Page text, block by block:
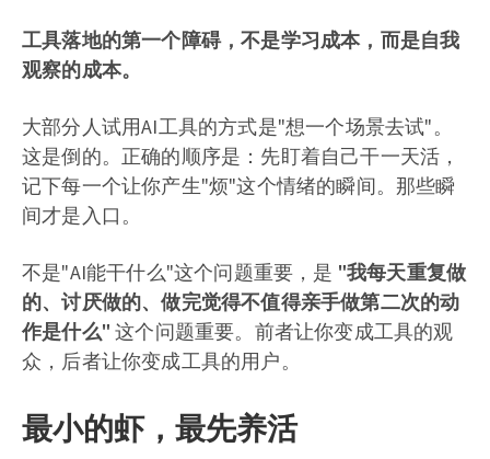
工具落地的第一个障碍，不是学习成本，而是自我
观察的成本。
大部分人试用AI工具的方式是"想一个场景去试"。
这是倒的。正确的顺序是：先盯着自己干一天活，
记下每一个让你产生"烦"这个情绪的瞬间。那些瞬
间才是入口。
不是"AI能干什么"这个问题重要，是 "我每天重复做
的、讨厌做的、做完觉得不值得亲手做第二次的动
作是什么" 这个问题重要。前者让你变成工具的观
众，后者让你变成工具的用户。
最小的虾，最先养活